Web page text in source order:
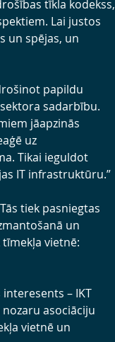
tīkla kodekss,
Lai justos
un spējas, un
papildu
sadarbību.
jāapzinās
uz
Tikai ieguldot
IT infrastruktūru.”
tiek pasniegtas
un
tīmekļa vietnē:
– IKT
asociāciju
vietnē un